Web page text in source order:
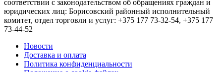
соответствии с законодательством об обращениях граждан и
юридических лиц: Борисовский районный исполнительный
комитет, отдел торговли и услуг: +375 177 73-32-54, +375 177
73-44-52
Новости
Доставка и оплата
Политика конфиденциальности